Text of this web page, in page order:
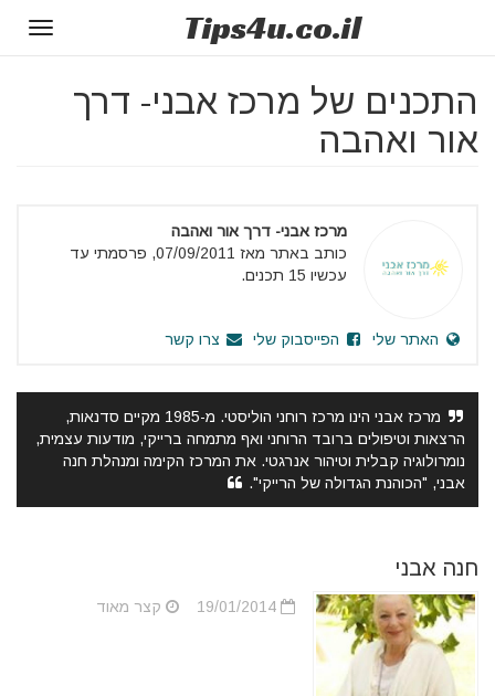
Tips4u.co.il
התכנים של מרכז אבני- דרך
אור ואהבה
מרכז אבני- דרך אור ואהבה
כותב באתר מאז 07/09/2011, פרסמתי עד
עכשיו 15 תכנים.
האתר שלי הפייסבוק שלי צרו קשר
מרכז אבני הינו מרכז רוחני הוליסטי. מ-1985 מקיים סדנאות,
הרצאות וטיפולים ברובד הרוחני ואף מתמחה ברייקי, מודעות עצמית,
נומרולוגיה קבלית וטיהור אנרגטי. את המרכז הקימה ומנהלת חנה
אבני, "הכוהנת הגדולה של הרייקי".
חנה אבני
19/01/2014 קצר מאוד